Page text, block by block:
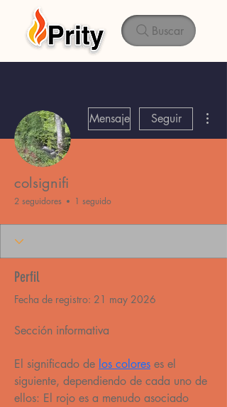
Buscar
Mensaje Seguir
colsignifi
2 seguidores 1 seguido
Perfil
Fecha de registro: 21 may 2026
Sección informativa
El significado de los colores es el
siguiente, dependiendo de cada uno de
ellos: El rojo es a menudo asociado